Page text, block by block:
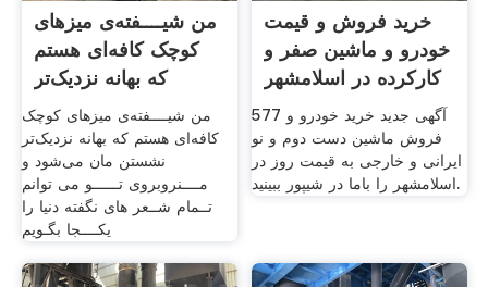
من شیــــفته‌ی میزهای
کوچک کافه‌ای هستم
که بهانه نزدیک‌تر
من شیــــفته‌ی میزهای کوچک
کافه‌ای هستم که بهانه نزدیک‌تر
نشستن مان می‌شود و
مــــنروبروی تــــــو می توانم
تــمام شــعر های نگفته دنیا را
یکــــجا بگـویم
خرید فروش و قیمت
خودرو و ماشین صفر و
کارکرده در اسلامشهر
577 آگهی جدید خرید خودرو و
فروش ماشین دست دوم و نو
ایرانی و خارجی به قیمت روز در
اسلامشهر را باما در شیپور ببینید.